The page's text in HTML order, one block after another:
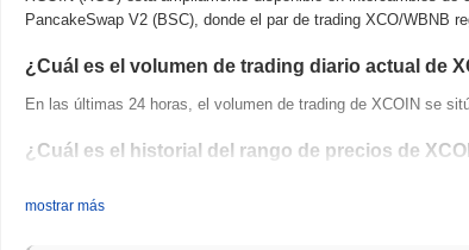
PancakeSwap V2 (BSC), donde el par de trading XCO/WBNB
¿Cuál es el volumen de trading diario actual de
En las últimas 24 horas, el volumen de trading de XCOIN se
¿Cuál es el historial del rango de precios de
Mínimo Histórico (ATL):
mostrar más